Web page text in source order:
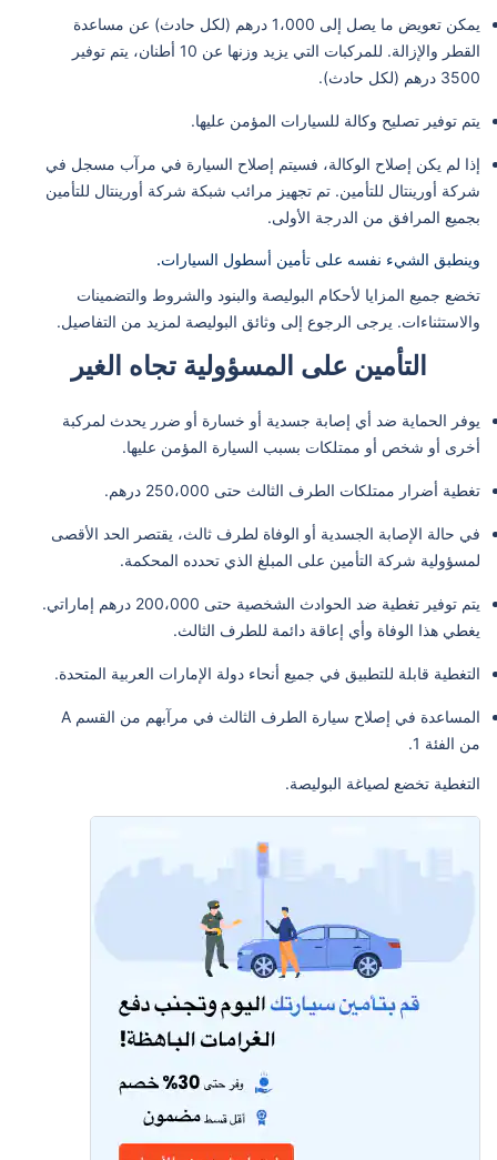
يمكن تعويض ما يصل إلى 1،000 درهم (لكل حادث) عن مساعدة
القطر والإزالة. للمركبات التي يزيد وزنها عن 10 أطنان، يتم توفير
3500 درهم (لكل حادث).
يتم توفير تصليح وكالة للسيارات المؤمن عليها.
إذا لم يكن إصلاح الوكالة، فسيتم إصلاح السيارة في مرآب مسجل في
شركة أورينتال للتأمين. تم تجهيز مرائب شبكة شركة أورينتال للتأمين
بجميع المرافق من الدرجة الأولى.
وينطبق الشيء نفسه على تأمين أسطول السيارات.
تخضع جميع المزايا لأحكام البوليصة والبنود والشروط والتضمينات
والاستثناءات. يرجى الرجوع إلى وثائق البوليصة لمزيد من التفاصيل.
التأمين على المسؤولية تجاه الغير
يوفر الحماية ضد أي إصابة جسدية أو خسارة أو ضرر يحدث لمركبة
أخرى أو شخص أو ممتلكات بسبب السيارة المؤمن عليها.
تغطية أضرار ممتلكات الطرف الثالث حتى 250،000 درهم.
في حالة الإصابة الجسدية أو الوفاة لطرف ثالث، يقتصر الحد الأقصى
لمسؤولية شركة التأمين على المبلغ الذي تحدده المحكمة.
يتم توفير تغطية ضد الحوادث الشخصية حتى 200،000 درهم إماراتي.
يغطي هذا الوفاة وأي إعاقة دائمة للطرف الثالث.
التغطية قابلة للتطبيق في جميع أنحاء دولة الإمارات العربية المتحدة.
المساعدة في إصلاح سيارة الطرف الثالث في مرآبهم من القسم A
من الفئة 1.
التغطية تخضع لصياغة البوليصة.